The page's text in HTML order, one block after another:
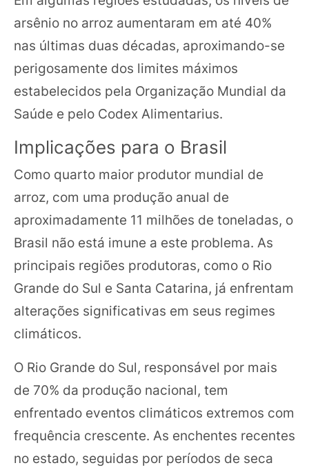
arsênio no arroz aumentaram em até 40%
nas últimas duas décadas, aproximando-se
perigosamente dos limites máximos
estabelecidos pela Organização Mundial da
Saúde e pelo Codex Alimentarius.
Implicações para o Brasil
Como quarto maior produtor mundial de
arroz, com uma produção anual de
aproximadamente 11 milhões de toneladas, o
Brasil não está imune a este problema. As
principais regiões produtoras, como o Rio
Grande do Sul e Santa Catarina, já enfrentam
alterações significativas em seus regimes
climáticos.
O Rio Grande do Sul, responsável por mais
de 70% da produção nacional, tem
enfrentado eventos climáticos extremos com
frequência crescente. As enchentes recentes
no estado, seguidas por períodos de seca